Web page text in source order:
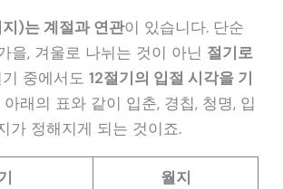
)는 계절과 연관이 있습니다. 단순
을, 겨울로 나뉘는 것이 아닌 절기로
기 중에서도12절기의 입절 시각을 기
래의 표와 같이 입춘, 경칩, 청명, 입
가 정해지게 되는 것이죠.
월지